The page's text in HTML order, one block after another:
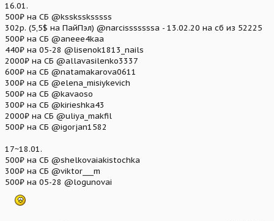
16.01.
500₽ на СБ @ksskssksssss
302р. (5,5$ на ПайПэл) @narcisssssssa - 13.02.20 на сб из 52225
500₽ на СБ @aneee4kaa
440₽ на 05-28 @lisenok1813_nails
2000₽ на СБ @allavasilenko3337
600₽ на СБ @natamakarova0611
300₽ на СБ @elena_misiykevich
500₽ на СБ @kavaoso
300₽ на СБ @kirieshka43
2000₽ на СБ @uliya_makfil
500₽ на СБ @igorjan1582
17~18.01.
500₽ на СБ @shelkovaiakistochka
300₽ на СБ @viktor___m
500₽ на 05-28 @logunovai